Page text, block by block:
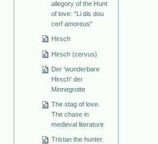
allegory of the Hunt
of love: "Li dis dou
cerf amoreus"
Hirsch
Hirsch (cervus)
Der 'wunderbare
Hirsch' der
Minnegrotte
The stag of love.
The chase in
medieval literature
Tristan the hunter.